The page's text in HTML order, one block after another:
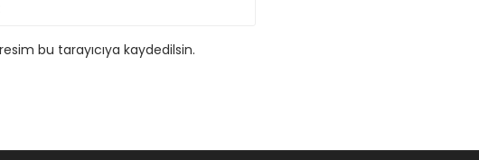
bu tarayıcıya kaydedilsin.